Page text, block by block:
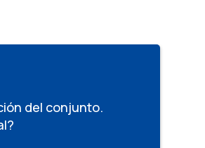
del conjunto.